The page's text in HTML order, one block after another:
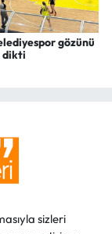
gözünü
dikti
sizleri